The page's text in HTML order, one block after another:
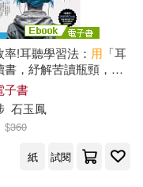
率!耳聽學習法： 用 「耳
書，紓解苦讀瓶頸，年
增 (電子書)
子書
石玉鳳
$360
紙
試閱